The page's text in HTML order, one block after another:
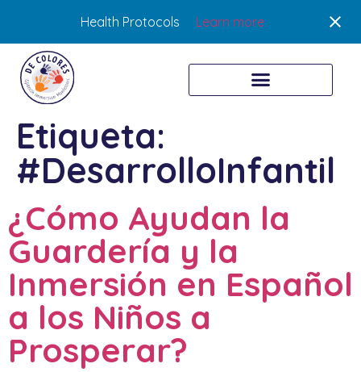
Health Protocols Learn more
Etiqueta:
#DesarrolloInfantil
¿Cómo Ayudan la
Guardería y la
Inmersión en Español
a los Niños a
Prosperar?